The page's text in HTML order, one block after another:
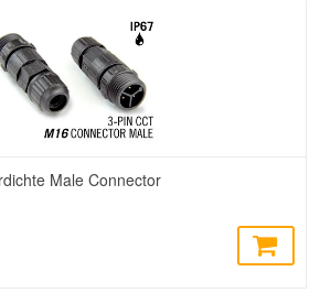
Male Connector